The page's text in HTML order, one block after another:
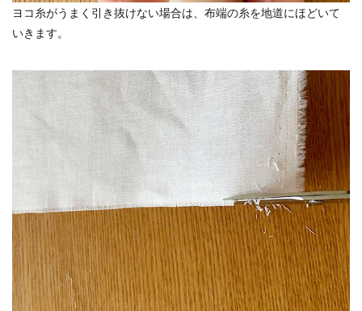
ヨコ糸がうまく引き抜けない場合は、布端の糸を地道にほどいて
いきます。